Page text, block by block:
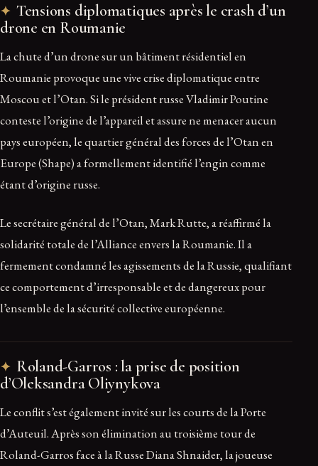
Tensions diplomatiques après le crash d’un
drone en Roumanie
La chute d’un drone sur un bâtiment résidentiel en
Roumanie provoque une vive crise diplomatique entre
Moscou et l’Otan. Si le président russe Vladimir Poutine
conteste l’origine de l’appareil et assure ne menacer aucun
pays européen, le quartier général des forces de l’Otan en
Europe (Shape) a formellement identifié l’engin comme
étant d’origine russe.
Le secrétaire général de l’Otan, Mark Rutte, a réaffirmé la
solidarité totale de l’Alliance envers la Roumanie. Il a
fermement condamné les agissements de la Russie, qualifiant
ce comportement d’irresponsable et de dangereux pour
l’ensemble de la sécurité collective européenne.
Roland-Garros : la prise de position
d’Oleksandra Oliynykova
Le conflit s’est également invité sur les courts de la Porte
d’Auteuil. Après son élimination au troisième tour de
Roland-Garros face à la Russe Diana Shnaider, la joueuse